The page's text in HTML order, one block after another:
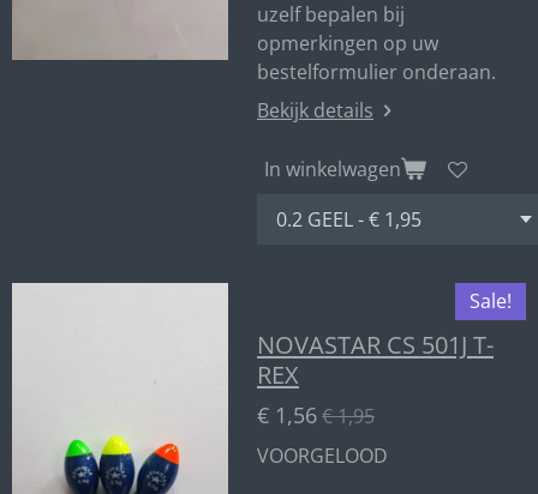
uzelf bepalen bij
opmerkingen op uw
bestelformulier onderaan.
Bekijk details
In winkelwagen
Sale!
NOVASTAR CS 501J T-
REX
€ 1,56€ 1,95
VOORGELOOD